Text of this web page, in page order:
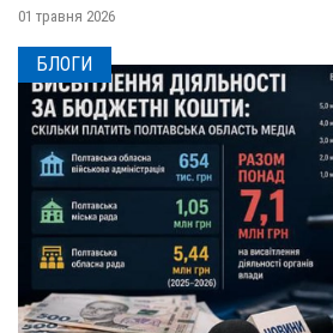
01 травня 2026
БЛОГИ